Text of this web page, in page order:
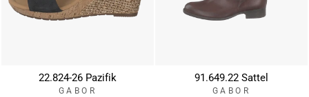
22.824-26 Pazifik
GABOR
91.649.22 Sattel
GABOR